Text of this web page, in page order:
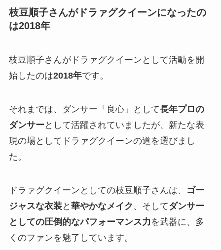
枝豆順子さんがドラァグクイーンになったの
は2018年
枝豆順子さんがドラァグクイーンとして活動を開
始したのは2018年です。
それまでは、ダンサー「良心」として長年プロの
ダンサー として活躍されていましたが、新たな表
現の場としてドラァグクイーンの道を選びまし
た。
ドラァグクイーンとしての枝豆順子さんは、
ゴー
ジャスな衣装と 華やかなメイク 、そしてダンサー
としての圧倒的なパフォーマンス力 を武器に、多
くのファンを魅了しています。